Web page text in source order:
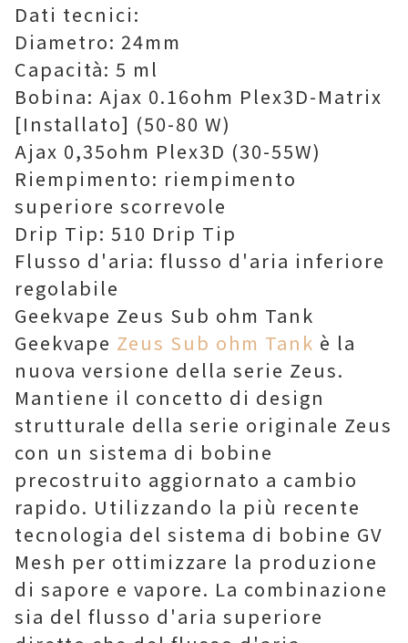
Dati tecnici:
Diametro: 24mm
Capacità: 5 ml
Bobina: Ajax 0.16ohm Plex3D-Matrix
[Installato] (50-80 W)
Ajax 0,35ohm Plex3D (30-55W)
Riempimento: riempimento
superiore scorrevole
Drip Tip: 510 Drip Tip
Flusso d'aria: flusso d'aria inferiore
regolabile
Geekvape Zeus Sub ohm Tank
Geekvape Zeus Sub ohm Tank è la
nuova versione della serie Zeus.
Mantiene il concetto di design
strutturale della serie originale Zeus
con un sistema di bobine
precostruito aggiornato a cambio
rapido. Utilizzando la più recente
tecnologia del sistema di bobine GV
Mesh per ottimizzare la produzione
di sapore e vapore. La combinazione
sia del flusso d'aria superiore